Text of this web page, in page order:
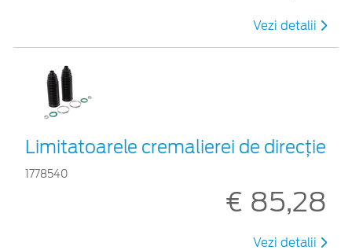
Vezi detalii
Limitatoarele cremalierei de direcţie
1778540
€ 85,28
Vezi detalii